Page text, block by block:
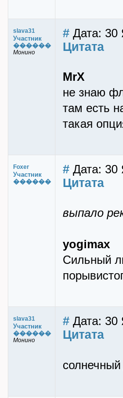
slava31
Участник
������
Монино
# Дата: 30
Цитата
MrX
не знаю
там есть
такая
Foxer
Участник
������
# Дата: 30
Цитата
выпало
yogimax
Cильный
slava31
Участник
������
Монино
# Дата: 30
Цитата